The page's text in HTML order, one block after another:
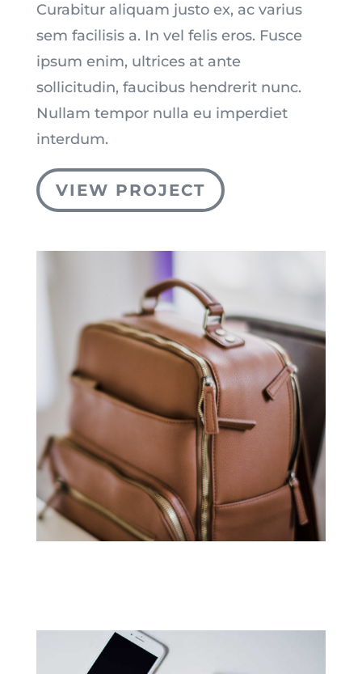
Curabitur aliquam justo ex, ac varius
sem facilisis a. In vel felis eros. Fusce
ipsum enim, ultrices at ante
sollicitudin, faucibus hendrerit nunc.
Nullam tempor nulla eu imperdiet
interdum.
VIEW PROJECT